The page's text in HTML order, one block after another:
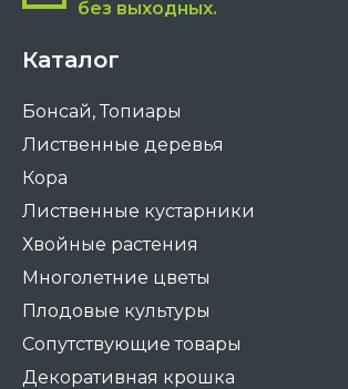
без выходных.
Каталог
Бонсай, Топиары
Лиственные деревья
Кора
Лиственные кустарники
Хвойные растения
Многолетние цветы
Плодовые культуры
Сопутствующие товары
Декоративная крошка